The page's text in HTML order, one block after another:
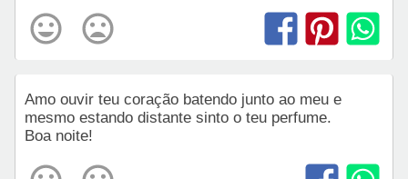
Amo ouvir teu coração batendo junto ao meu e
mesmo estando distante sinto o teu perfume.
Boa noite!